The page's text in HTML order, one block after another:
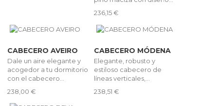
236,15 €
CABECERO AVEIRO
Dale un aire elegante y
acogedor a tu dormitorio
con el cabecero...
238,00 €
CABECERO MÓDENA
Elegante, robusto y
estiloso cabecero de
líneas verticales,...
238,51 €